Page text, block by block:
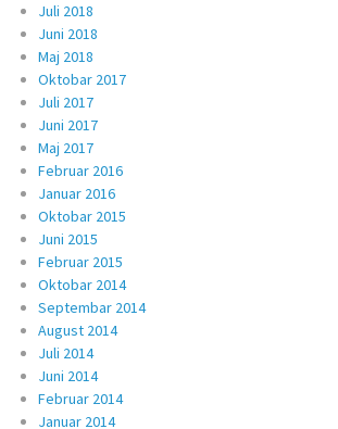
Juli 2018
Juni 2018
Maj 2018
Oktobar 2017
Juli 2017
Juni 2017
Maj 2017
Februar 2016
Januar 2016
Oktobar 2015
Juni 2015
Februar 2015
Oktobar 2014
Septembar 2014
August 2014
Juli 2014
Juni 2014
Februar 2014
Januar 2014